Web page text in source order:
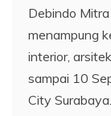
Debindo
menampung
interior,
sampai 10
City Surabaya.